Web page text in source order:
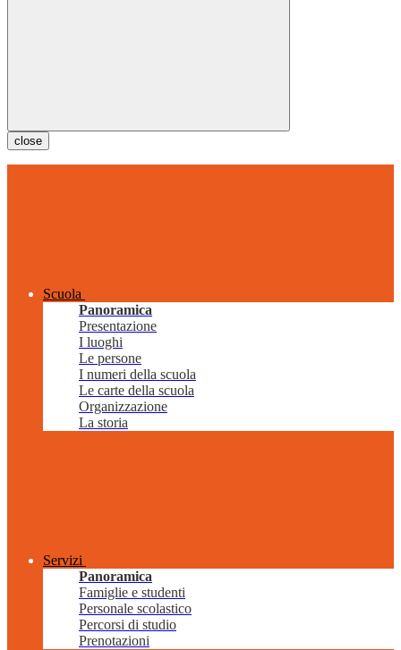
close
Scuola
Panoramica
Presentazione
I luoghi
Le persone
I numeri della scuola
Le carte della scuola
Organizzazione
La storia
Servizi
Panoramica
Famiglie e studenti
Personale scolastico
Percorsi di studio
Prenotazioni